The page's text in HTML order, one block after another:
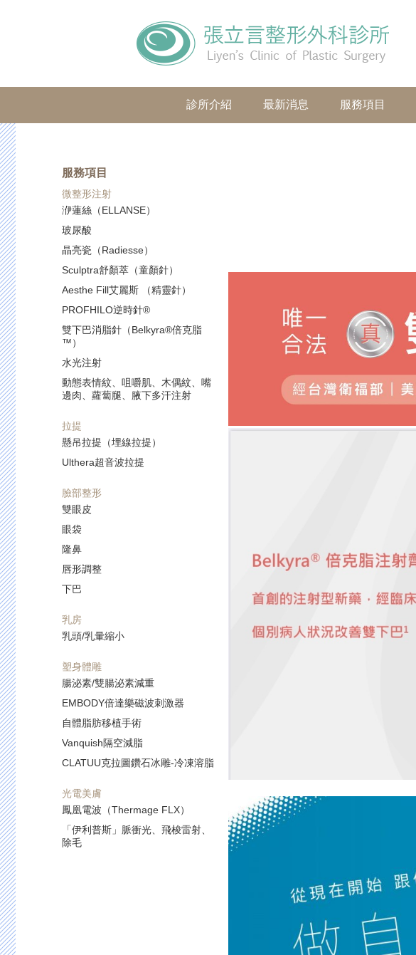
診所介紹 最新消息 服務項目
服務項目
微整形注射
洢蓮絲（ELLANSE）
玻尿酸
晶亮瓷（Radiesse）
Sculptra舒顏萃（童顏針）
Aesthe Fill艾麗斯 （精靈針）
PROFHILO逆時針®
雙下巴消脂針（Belkyra®倍克脂
™）
水光注射
動態表情紋、咀嚼肌、木偶紋、嘴
邊肉、蘿蔔腿、腋下多汗注射
拉提
懸吊拉提（埋線拉提）
Ulthera超音波拉提
臉部整形
雙眼皮
眼袋
隆鼻
唇形調整
下巴
乳房
乳頭/乳暈縮小
塑身體雕
腸泌素/雙腸泌素減重
EMBODY倍達樂磁波刺激器
自體脂肪移植手術
Vanquish隔空減脂
CLATUU克拉圖鑽石冰雕-冷凍溶脂
光電美膚
鳳凰電波（Thermage FLX）
「伊利普斯」脈衝光、飛梭雷射、
除毛